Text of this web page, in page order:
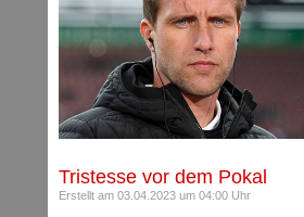
Tristesse vor dem Pokal
Erstellt am 03.04.2023 um 04:00 Uhr